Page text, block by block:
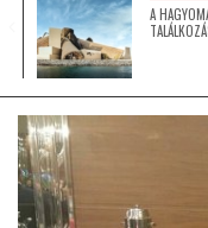
ÁZSIA
LATIN-AMERIKA
A